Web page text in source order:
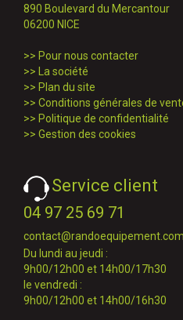
890 Boulevard du Mercantour
06200 NICE
>> Pour nous contacter
>>
La société
>> Plan du site
>> Conditions générales de
>> Politique de confidentialité
>> Gestion des cookies
Service client
04 97 25 69 71
contact@randoequipement.com
Du lundi au jeudi :
9h00/12h00 et 14h00/17h30
le vendredi :
9h00/12h00 et 14h00/16h30